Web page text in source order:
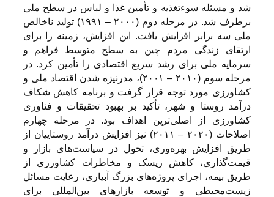
شد و مسئله سوءتغذیه و تأمین غذا و لباس در سطح ملی
برطرف شد. در مرحله دوم (۲۰۰۰ – ۱۹۹۱) تولید ناخالص
ملی سه برابر افزایش یافت. این افزایش، زمینه را برای
ارتقای زندگی مردم چین به سطح متوسط فراهم و
سرمایه ملی برای رشد سریع اقتصادی را تأمین کرد. در
مرحله سوم (۲۰۱۰ – ۲۰۰۱)، مدرنیزه شدن اقتصاد ملی و
کشاورزی مورد توجه قرار گرفت و برنامه کاهش شکاف
درآمد روستا و شهر، تأکید بر بهبود تحقیقات و فناوری
کشاورزی از اصلی‌ترین اهداف بود. در مرحله چهارم
اصلاحات (۲۰۲۰ – ۲۰۱۱) نیز افزایش درآمد روستاییان از
طریق افزایش بهره‌وری، تحول در سیاست‌های بازار و
قیمت‌گذاری، کاهش ریسک و مخاطرات کشاورزی از
طریق بیمه، اجرای پروژه‌های بزرگ آبیاری، رعایت مسائل
زیست‌محیطی و توسعه بازارهای بین‌المللی برای